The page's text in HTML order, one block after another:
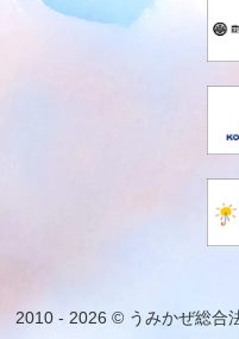
2010 - 2026 © うみかぜ総合